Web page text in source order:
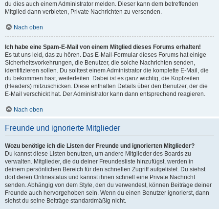
du dies auch einem Administrator melden. Dieser kann dem betreffenden
Mitglied dann verbieten, Private Nachrichten zu versenden.
Nach oben
Ich habe eine Spam-E-Mail von einem Mitglied dieses Forums erhalten!
Es tut uns leid, das zu hören. Das E-Mail-Formular dieses Forums hat einige
Sicherheitsvorkehrungen, die Benutzer, die solche Nachrichten senden,
identifizieren sollen. Du solltest einem Administrator die komplette E-Mail, die
du bekommen hast, weiterleiten. Dabei ist es ganz wichtig, die Kopfzeilen
(Headers) mitzuschicken. Diese enthalten Details über den Benutzer, der die
E-Mail verschickt hat. Der Administrator kann dann entsprechend reagieren.
Nach oben
Freunde und ignorierte Mitglieder
Wozu benötige ich die Listen der Freunde und ignorierten Mitglieder?
Du kannst diese Listen benutzen, um andere Mitglieder des Boards zu
verwalten. Mitglieder, die du deiner Freundesliste hinzufügst, werden in
deinem persönlichen Bereich für den schnellen Zugriff aufgelistet. Du siehst
dort deren Onlinestatus und kannst ihnen schnell eine Private Nachricht
senden. Abhängig von dem Style, den du verwendest, können Beiträge deiner
Freunde auch hervorgehoben sein. Wenn du einen Benutzer ignorierst, dann
siehst du seine Beiträge standardmäßig nicht.